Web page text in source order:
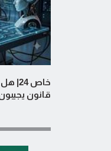
خاص
قانون